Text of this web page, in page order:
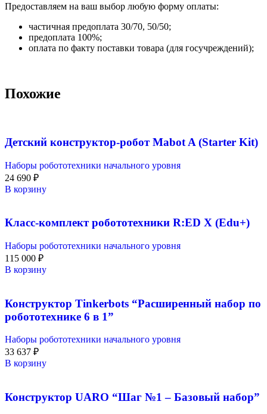
Предоставляем на ваш выбор любую форму оплаты:
частичная предоплата 30/70, 50/50;
предоплата 100%;
оплата по факту поставки товара (для госучреждений);
Похожие
Детский конструктор-робот Mabot A (Starter Kit)
Наборы робототехники начального уровня
24 690 ₽
В корзину
Класс-комплект робототехники R:ED X (Edu+)
Наборы робототехники начального уровня
115 000 ₽
В корзину
Конструктор Tinkerbots “Расширенный набор по
робототехнике 6 в 1”
Наборы робототехники начального уровня
33 637 ₽
В корзину
Конструктор UARO “Шаг №1 – Базовый набор”